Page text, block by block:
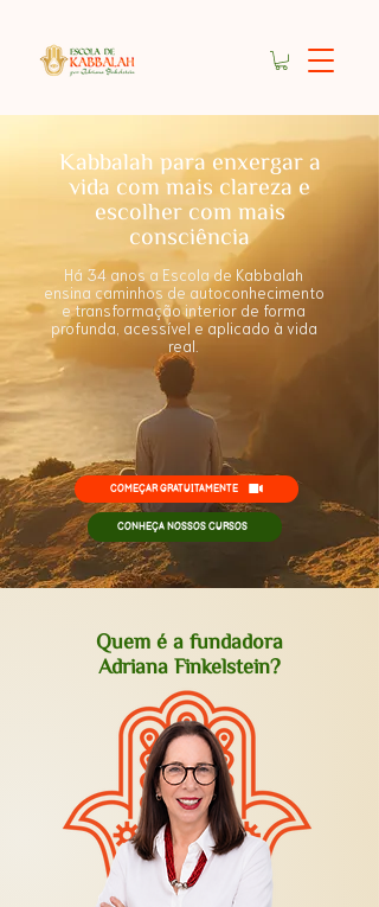
Kabbalah para enxergar a
vida com mais clareza e
escolher com mais
consciência
Há 34 anos a Escola de Kabbalah
ensina caminhos de autoconhecimento
e transformação interior de forma
profunda, acessível e aplicado à vida
real.
COMEÇAR GRATUITAMENTE
CONHEÇA NOSSOS CURSOS
Quem é a fundadora
Adriana Finkelstein?